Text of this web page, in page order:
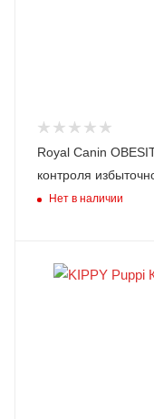
Royal Canin
контроля
Нет в наличии